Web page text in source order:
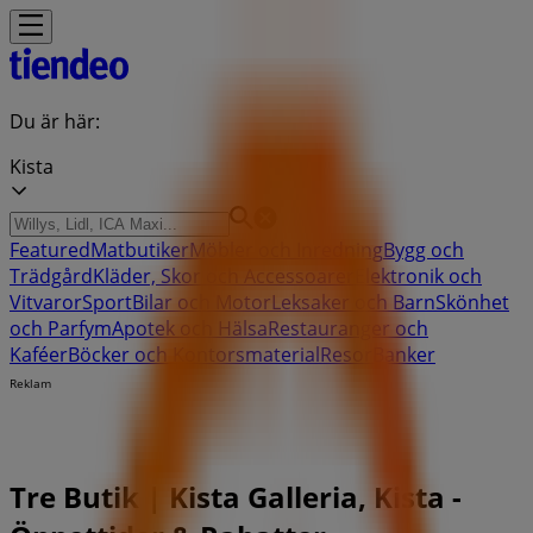
Du är här:
Kista
FeaturedMatbutikerMöbler och InredningBygg och
TrädgårdKläder, Skor och Accessoarer
Elektronik och
VitvarorSportBilar och MotorLeksaker och BarnSkönhet
och ParfymApotek och HälsaRestauranger och
KaféerBöcker och KontorsmaterialResor Banker
Reklam
Tre Butik | Kista Galleria, Kista -